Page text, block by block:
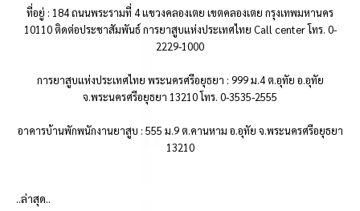
ที่อยู่ : 184 ถนนพระรามที่ 4 แขวงคลองเตย เขตคลองเตย กรุงเทพมหานคร
10110 ติดต่อประชาสัมพันธ์ การยาสูบแห่งประเทศไทย Call center โทร. 0-
2229-1000
การยาสูบแห่งประเทศไทย พระนครศรีอยุธยา : 999 ม.4 ต.อุทัย อ.อุทัย
จ.พระนครศรีอยุธยา 13210 โทร. 0-3535-2555
อาคารบ้านพักพนักงานยาสูบ : 555 ม.9 ต.คานหาม อ.อุทัย จ.พระนครศรีอยุธยา
13210
..ล่าสุด..